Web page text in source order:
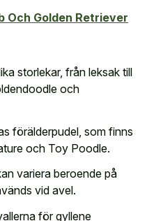
Och Golden Retriever
storlekar, från leksak till
och
förälderpudel, som finns
och Toy Poodle.
variera beroende på
vid avel.
för gyllene